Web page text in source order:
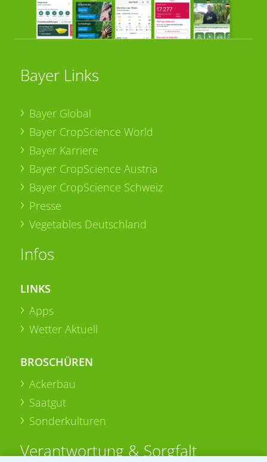
Bayer Links
Bayer Global
Bayer CropScience World
Bayer Karriere
Bayer CropScience Austria
Bayer CropScience Schweiz
Presse
Vegetables Deutschland
Infos
LINKS
Apps
Wetter Aktuell
BROSCHÜREN
Ackerbau
Saatgut
Sonderkulturen
Verantwortung & Sorgfalt